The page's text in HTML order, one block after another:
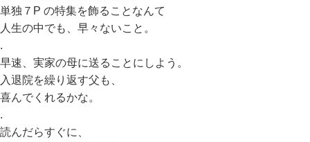
単独７P の特集を飾ることなんて
人生の中でも、早々ないこと。
.
早速、実家の母に送ることにしよう。
入退院を繰り返す父も、
喜んでくれるかな。
.
読んだらすぐに、